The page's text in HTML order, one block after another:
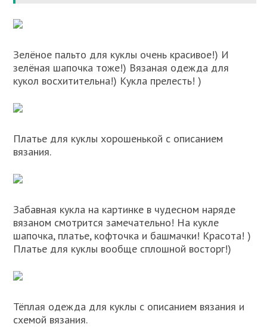
Зелёное пальто для куклы очень красивое!) И
зелёная шапочка тоже!) Вязаная одежда для
кукол восхитительна!) Кукла прелесть! )
Платье для куклы хорошенькой с описанием
вязания.
Забавная кукла на картинке в чудесном наряде
вязаном смотрится замечательно! На кукле
шапочка, платье, кофточка и башмачки! Красота! )
Платье для куклы вообще сплошной восторг!)
Тёплая одежда для куклы с описанием вязания и
схемой вязания.